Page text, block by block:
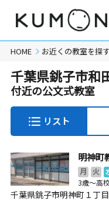
HOME お近くの教室を探す
千葉県銚子市和
付近の公文式教室
リスト
明神町
月 火
3歳～高
千葉県銚子市明神町１丁